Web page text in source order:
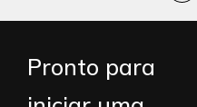
Pronto para